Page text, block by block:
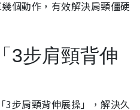
個動作，有效解決肩頸僵硬
3步肩頸背伸
3步肩頸背伸展操」，解決久